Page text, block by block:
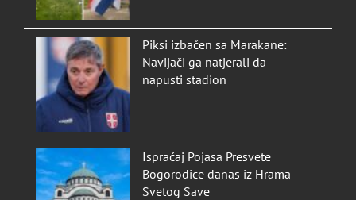
Piksi izbačen sa Marakane:
Navijači ga natjerali da
napusti stadion
Ispraćaj Pojasa Presvete
Bogorodice danas iz Hrama
Svetog Save